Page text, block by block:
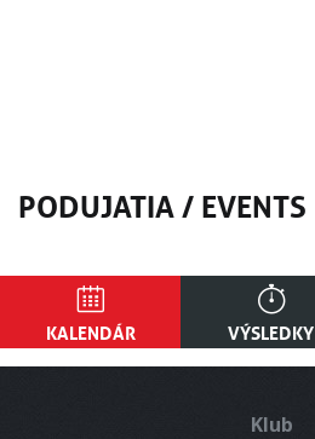
PODUJATIA / EVENTS
KALENDÁR VÝSLEDKY
Klub